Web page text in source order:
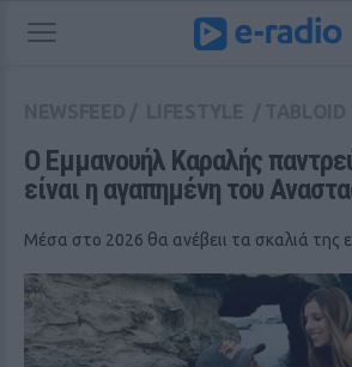
O Εμμανουήλ Καραλής
είναι η αγαπημένη του
Μέσα στο 2026 θα ανέβειι τα σκαλιά της